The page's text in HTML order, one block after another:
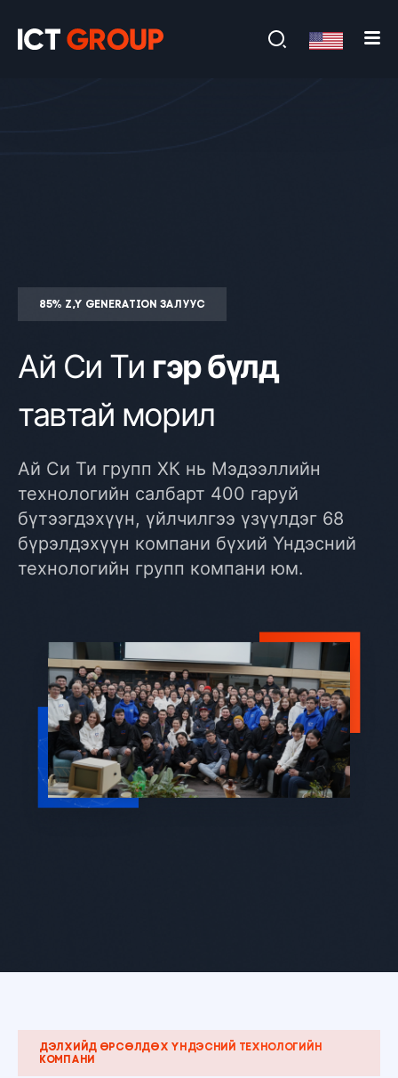
85% Z,Y GENERATION ЗАЛУУС
Ай Си Ти гэр бүлд
тавтай морил
Ай Си Ти групп ХК нь Мэдээллийн
технологийн салбарт 400 гаруй
бүтээгдэхүүн, үйлчилгээ үзүүлдэг 68
бүрэлдэхүүн компани бүхий Үндэсний
технологийн групп компани юм.
ДЭЛХИЙД ӨРСӨЛДӨХ ҮНДЭСНИЙ ТЕХНОЛОГИЙН
КОМПАНИ